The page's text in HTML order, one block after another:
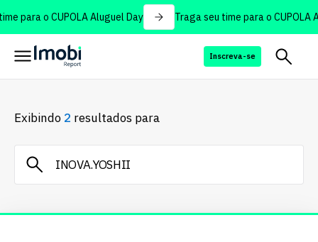
para o CUPOLA Aluguel Day Traga seu time para o CUPOLA
Inscreva-se
Exibindo 2 resultados para